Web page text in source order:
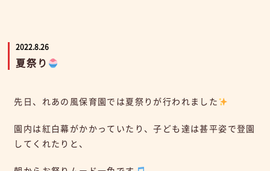
2022.8.26
夏祭り
先日、れあの風保育園では夏祭りが行われました
園内は紅白幕がかかっていたり、子ども達は甚平姿で登園
してくれたりと、